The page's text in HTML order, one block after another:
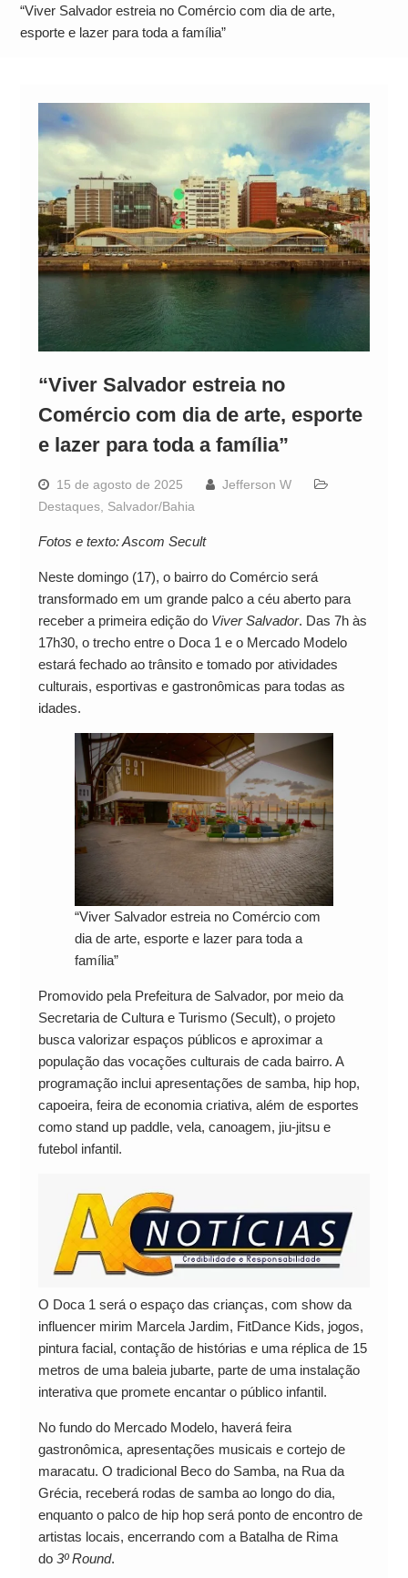
Operação Ágio: Ação policial na Bahia prende 14
suspeitos e mira rede ligada a ‘Zói de Gato’, do
“Viver Salvador estreia no Comércio com dia de arte,
esporte e lazer para toda a família”
“Viver Salvador estreia no
Comércio com dia de arte, esporte
e lazer para toda a família”
15 de agosto de 2025
Jefferson W
Destaques, Salvador/Bahia
Fotos e texto: Ascom Secult
Neste domingo (17), o bairro do Comércio será
transformado em um grande palco a céu aberto para
receber a primeira edição do Viver Salvador. Das 7h às
17h30, o trecho entre o Doca 1 e o Mercado Modelo
estará fechado ao trânsito e tomado por atividades
culturais, esportivas e gastronômicas para todas as
idades.
“Viver Salvador estreia no Comércio com
dia de arte, esporte e lazer para toda a
família”
Promovido pela Prefeitura de Salvador, por meio da
Secretaria de Cultura e Turismo (Secult), o projeto
busca valorizar espaços públicos e aproximar a
população das vocações culturais de cada bairro. A
programação inclui apresentações de samba, hip hop,
capoeira, feira de economia criativa, além de esportes
como stand up paddle, vela, canoagem, jiu-jitsu e
futebol infantil.
O Doca 1 será o espaço das crianças, com show da
influencer mirim Marcela Jardim, FitDance Kids, jogos,
pintura facial, contação de histórias e uma réplica de 15
metros de uma baleia jubarte, parte de uma instalação
interativa que promete encantar o público infantil.
No fundo do Mercado Modelo, haverá feira
gastronômica, apresentações musicais e cortejo de
maracatu. O tradicional Beco do Samba, na Rua da
Grécia, receberá rodas de samba ao longo do dia,
enquanto o palco de hip hop será ponto de encontro de
artistas locais, encerrando com a Batalha de Rima
do 3º Round.